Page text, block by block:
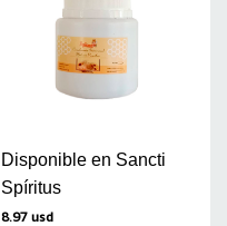
Disponible en Sancti
Spíritus
8.97 usd